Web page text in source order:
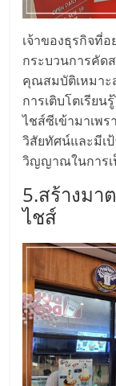
แฟ
ไชส์
ขาย
แฟ
รน
ไชส์
แฟ
รน
ขาย
หน้า
บ้าน
น้อย
คืน
ทุน
ปรึกษา
เจ้าของธุรกิจที่
กระบวนการคัด
คุณสมบัติเหมาะ
การเติบโตเรีย
ไชส์ซีเข้ามาเพ
วิสัยทัศน์และมีเ
วิญญาณในการเ
5.สร้างมา
ไชส์